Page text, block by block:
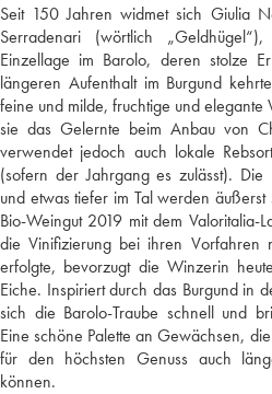
Seit 150 Jahren widmet sich Giulia
Serradenari (wörtlich
Einzellage im Barolo, deren stolze
längeren Aufenthalt im Burgund
feine und milde, fruchtige und
sie das Gelernte beim Anbau von
verwendet jedoch auch lokale
(sofern der Jahrgang es zulässt).
und etwas tiefer im Tal werden
Bio-Weingut 2019 mit dem Valoritalia-
die Vinifizierung bei ihren Vorfahren
erfolgte, bevorzugt die Winzerin
Eiche. Inspiriert durch das Burgund in
sich die Barolo-Traube schnell und
Eine schöne Palette an Gewächsen,
für den höchsten Genuss auch
können.